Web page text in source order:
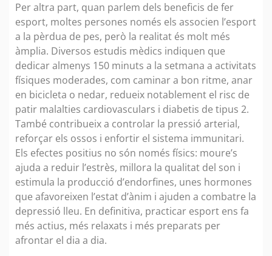
Per altra part, quan parlem dels beneficis de fer
esport, moltes persones només els associen l’esport
a la pèrdua de pes, però la realitat és molt més
àmplia. Diversos estudis mèdics indiquen que
dedicar almenys 150 minuts a la setmana a activitats
físiques moderades, com caminar a bon ritme, anar
en bicicleta o nedar, redueix notablement el risc de
patir malalties cardiovasculars i diabetis de tipus 2.
També contribueix a controlar la pressió arterial,
reforçar els ossos i enfortir el sistema immunitari.
Els efectes positius no són només físics: moure’s
ajuda a reduir l’estrès, millora la qualitat del son i
estimula la producció d’endorfines, unes hormones
que afavoreixen l’estat d’ànim i ajuden a combatre la
depressió lleu. En definitiva, practicar esport ens fa
més actius, més relaxats i més preparats per
afrontar el dia a dia.